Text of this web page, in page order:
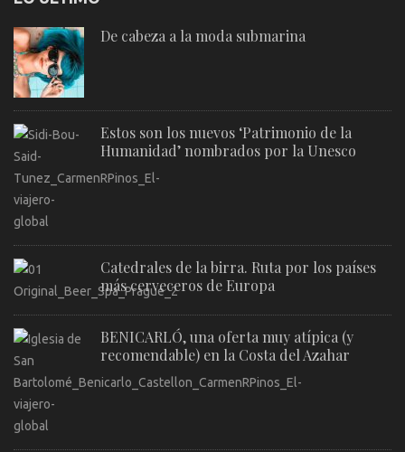
De cabeza a la moda submarina
Estos son los nuevos ‘Patrimonio de la
Humanidad’ nombrados por la Unesco
Catedrales de la birra. Ruta por los países
más cerveceros de Europa
BENICARLÓ, una oferta muy atípica (y
recomendable) en la Costa del Azahar